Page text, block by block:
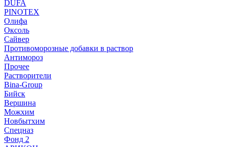
DUFA
PINOTEX
Олифа
Оксоль
Сайвер
Противоморозные добавки в раствор
Антимороз
Прочее
Растворители
Bina-Group
Бийск
Вершина
Можхим
Новбытхим
Спецназ
Фонд 2